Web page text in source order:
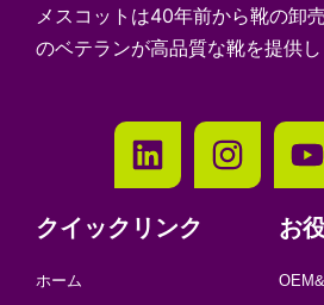
メスコットは40年前から靴の卸
のベテランが高品質な靴を提供し
クイックリンク
ホーム
お